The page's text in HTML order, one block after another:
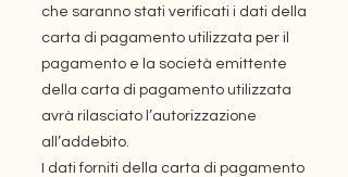
che saranno stati verificati i dati della
carta di pagamento utilizzata per il
pagamento e la società emittente
della carta di pagamento utilizzata
avrà rilasciato l’autorizzazione
all’addebito.
I dati forniti della carta di pagamento